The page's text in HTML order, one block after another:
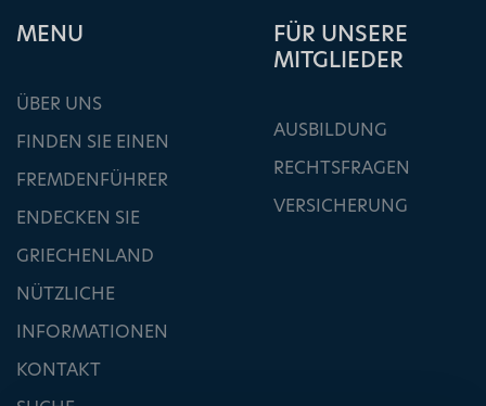
ΜΕΝU
ÜBER UNS
FINDEN SIE EINEN
FREMDENFÜHRER
ENDECKEN SIE
GRIECHENLAND
NÜTZLICHE
INFORMATIONEN
KONTAKT
FÜR UNSERE
MITGLIEDER
AUSBILDUNG
RECHTSFRAGEN
VERSICHERUNG